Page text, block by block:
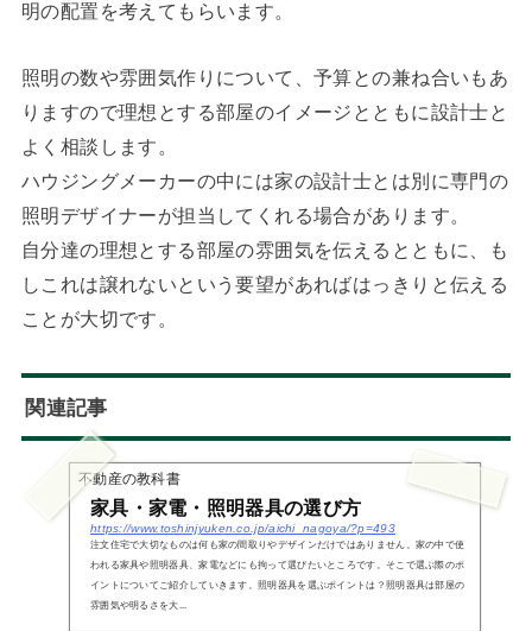
明の配置を考えてもらいます。
照明の数や雰囲気作りについて、予算との兼ね合いもあ
りますので理想とする部屋のイメージとともに設計士と
よく相談します。
ハウジングメーカーの中には家の設計士とは別に専門の
照明デザイナーが担当してくれる場合があります。
自分達の理想とする部屋の雰囲気を伝えるとともに、も
しこれは譲れないという要望があればはっきりと伝える
ことが大切です。
関連記事
不動産の教科書
家具・家電・照明器具の選び方
https://www.toshinjyuken.co.jp/aichi_nagoya/?p=493
注文住宅で大切なものは何も家の間取りやデザインだけではありません。家の中で使
われる家具や照明器具、家電などにも拘って選びたいところです。そこで選ぶ際のポ
イントについてご紹介していきます。照明器具を選ぶポイントは？照明器具は部屋の
雰囲気や明るさを大...